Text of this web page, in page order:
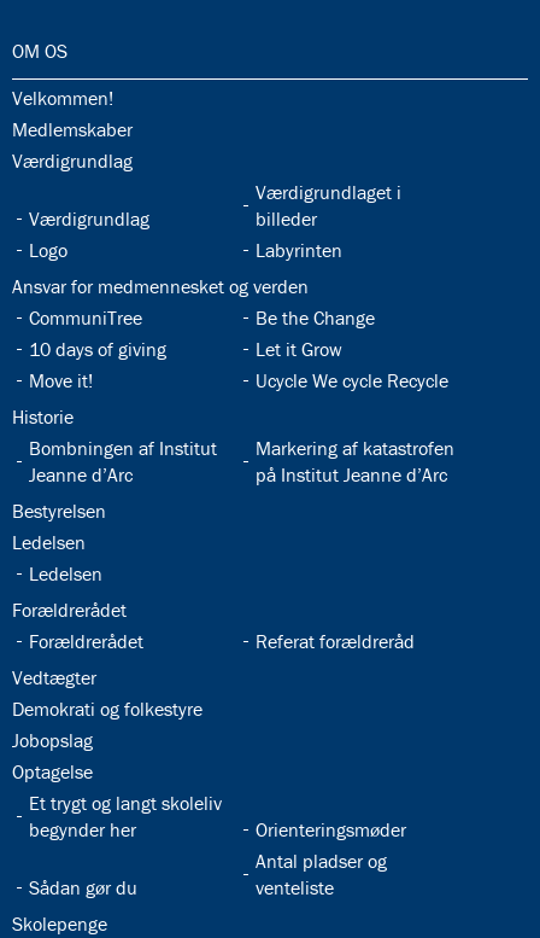
32.0:
OM OS
32.1:
Velkommen!
32.2:
Medlemskaber
32.3:
Værdigrundlag
32.4:
Værdigrundlag
32.5:
Værdigrundlaget i
billeder
32.6:
Logo 32.7:
Labyrinten
32.8:
Ansvar for medmennesket og verden
32.9:
CommuniTree 32.10:
Be the Change
32.11:
10 days of giving 32.12:
Let it Grow
32.13:
Move it! 32.14:
Ucycle We cycle Recycle
32.15:
Historie
32.16:
Bombningen af Institut
Jeanne d’Arc
32.17:
Markering af katastrofen
på Institut Jeanne d’Arc
32.18:
Bestyrelsen
32.19:
Ledelsen
32.20:
Ledelsen
32.21:
Forældrerådet
32.22:
Forældrerådet 32.23:
Referat forældreråd
32.24:
Vedtægter
32.25:
Demokrati og folkestyre
32.26:
Jobopslag
32.27:
Optagelse
32.28:
Et trygt og langt skoleliv
begynder her
32.29:
Orienteringsmøder
32.30:
Sådan gør du
32.31:
Antal pladser og
venteliste
32.32:
Skolepenge